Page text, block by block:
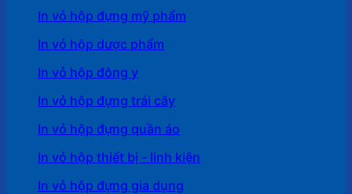
In vỏ hộp đựng mỹ phẩm
In vỏ hộp dược phẩm
In vỏ hộp đông y
In vỏ hộp đựng trái cây
In vỏ hộp đựng quần áo
In vỏ hộp thiết bị - linh kiện
In vỏ hộp đựng gia dụng